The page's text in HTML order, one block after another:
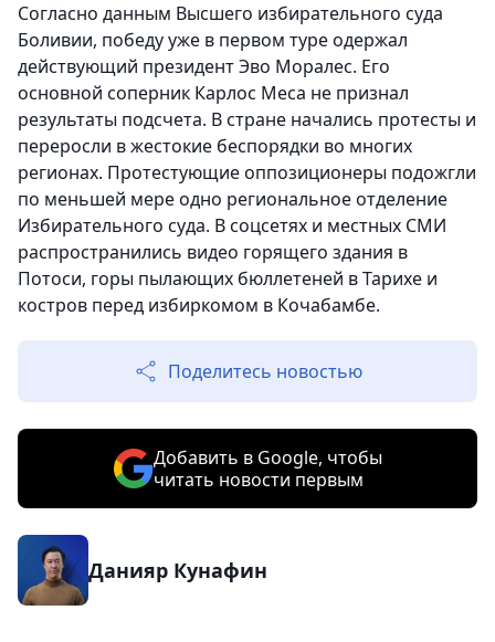
Согласно данным Высшего избирательного суда
Боливии, победу уже в первом туре одержал
действующий президент Эво Моралес. Его
основной соперник Карлос Меса не признал
результаты подсчета. В стране начались протесты и
переросли в жестокие беспорядки во многих
регионах. Протестующие оппозиционеры подожгли
по меньшей мере одно региональное отделение
Избирательного суда. В соцсетях и местных СМИ
распространились видео горящего здания в
Потоси, горы пылающих бюллетеней в Тарихе и
костров перед избиркомом в Кочабамбе.
Поделитесь новостью
Добавить в Google, чтобы
читать новости первым
Данияр Кунафин